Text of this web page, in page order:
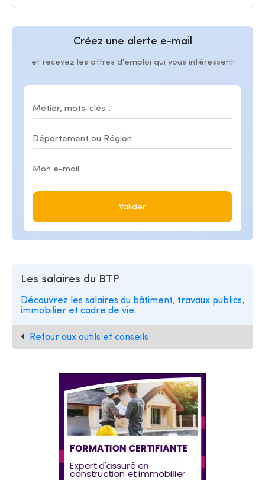
Créez une alerte e-mail
et recevez les offres d'emploi qui vous intéressent
Valider
Les salaires du BTP
Découvrez les salaires du bâtiment, travaux publics,
immobilier et cadre de vie.
Retour aux outils et conseils